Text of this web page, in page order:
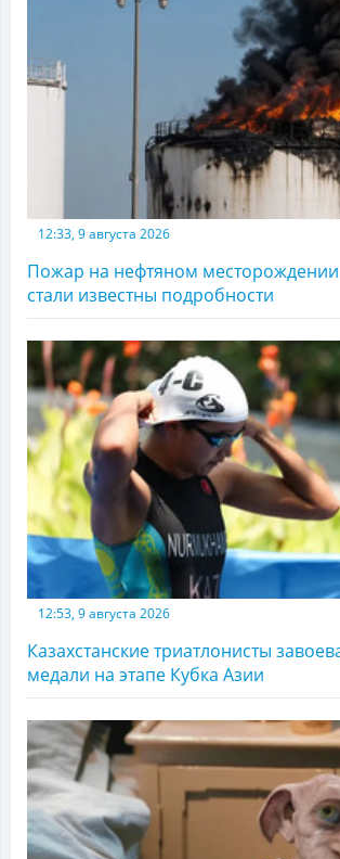
12:33, 9 августа 2026
Пожар на нефтяном месторождении
стали известны подробности
12:53, 9 августа 2026
Казахстанские триатлонисты
медали на этапе Кубка Азии